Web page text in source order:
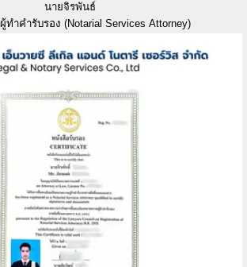
นายจิรพันธ์
ำคำรับรอง (Notarial Services Attorney)